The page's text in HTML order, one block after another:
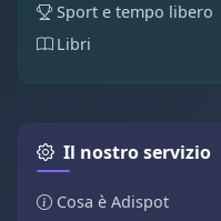
Sport e tempo libero
Libri
Il nostro servizio
Cosa è Adispot